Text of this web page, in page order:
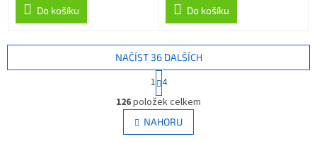
Do košíku
Do košíku
O
v
l
á
NAČÍST 36 DALŠÍCH
S
t
r
á
n
k
1 4
126položek celkem
NAHORU